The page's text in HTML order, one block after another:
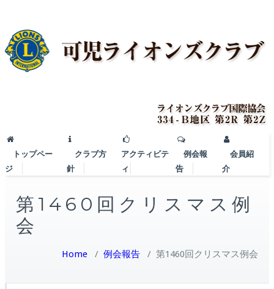
トップペー
ジ
クラブ方
針
アクティビテ
ィ
例会報
告
会員紹
介
第1460回クリスマス例
会
Home / 例会報告 / 第1460回クリスマス例会